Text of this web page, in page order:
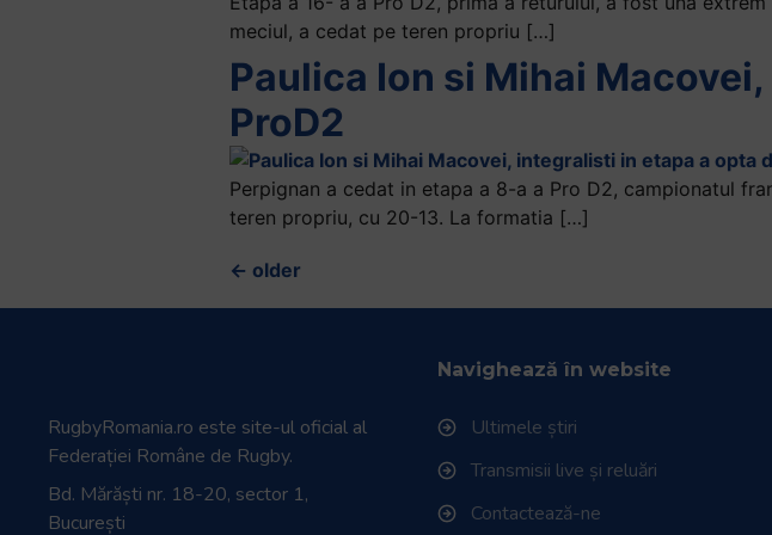
meciul, a cedat pe teren propriu […]
Paulica Ion si Mihai
ProD2
Perpignan a cedat in etapa a 8-a a Pro D2, campionatul
teren propriu, cu 20-13. La formatia […]
← older
RugbyRomania.ro este site-ul oficial al
Federației Române de Rugby.
Bd. Mărăști nr. 18-20, sector 1,
București
Navighează în website
Ultimele știri
Transmisii live și reluări
Contactează-ne